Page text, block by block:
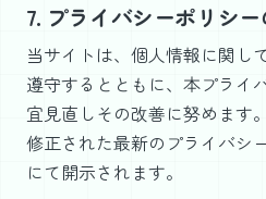
7. プライバシーポリシ
当サイトは、個人情報に関し
遵守するとともに、本プライ
宜見直しその改善に努めます。
修正された最新のプライバシ
にて開示されます。